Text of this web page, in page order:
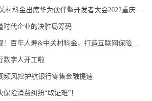
时代企业的决胜局筹码
数字人开工啦
频风控护航银行零售金融提速
险消费纠纷“取证难”！